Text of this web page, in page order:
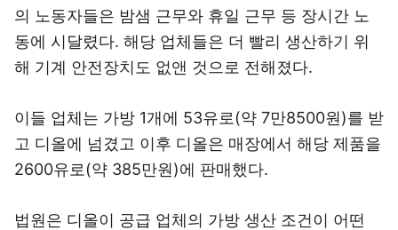
의 노동자들은 밤샘 근무와 휴일 근무 등 장시간 노
동에 시달렸다. 해당 업체들은 더 빨리 생산하기 위
해 기계 안전장치도 없앤 것으로 전해졌다.
이들 업체는 가방 1개에 53유로(약 7만8500원)를 받
고 디올에 넘겼고 이후 디올은 매장에서 해당 제품을
2600유로(약 385만원)에 판매했다.
법원은 디올이 공급 업체의 가방 생산 조건이 어떤